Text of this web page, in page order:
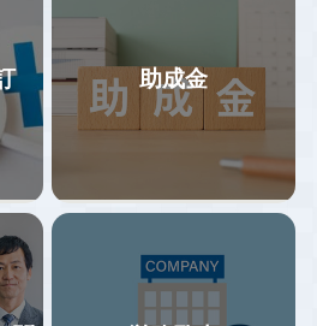
。
ー
更
務
ー
社２名体制で情報共有しながら
対応しているので、属人化して
おらず、担当者が引き継ぎなく
何もわからない状況がないよう
にしています。
手続担当と労務担当が同時に情
助成金